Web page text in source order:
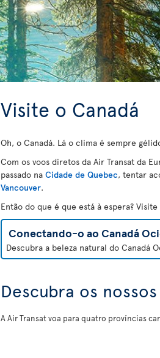
Visite o Canadá
Oh, o Canadá. Lá o clima é sempre
Com os voos diretos da Air Transat da
passado na Cidade de Quebec, tentar
Vancouver.
Então do que é que está à espera?
Conectando-o ao Canadá
Descubra a beleza natural do Canadá
Descubra os
A Air Transat voa para quatro províncias